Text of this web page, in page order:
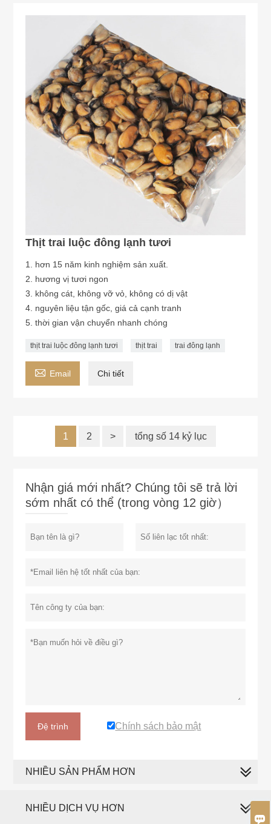

Thịt trai luộc đông lạnh tươi
1. hơn 15 năm kinh nghiệm sản xuất.
2. hương vị tươi ngon
3. không cát, không vỡ vỏ, không có dị vật
4. nguyên liệu tận gốc, giá cả cạnh tranh
5. thời gian vận chuyển nhanh chóng
thịt trai luộc đông lạnh tươi thịt trai trai đông lạnh
 Email Chi tiết
1 2 > tổng số 14 kỷ lục
Nhận giá mới nhất? Chúng tôi sẽ trả lời
sớm nhất có thể (trong vòng 12 giờ）
Đệ trình Chính sách bảo mật
NHIỀU SẢN PHẨM HƠN
NHIỀU DỊCH VỤ HƠN